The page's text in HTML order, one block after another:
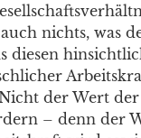
nichts, was
diesen
der Wert
– denn der